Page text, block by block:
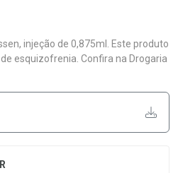
injeção de 0,875ml. Este produto
esquizofrenia. Confira na Drogaria